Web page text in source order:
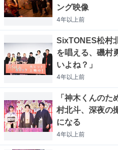
ング映像
4年以上前
SixTONES松村
を唱える、磯村
いよね？」
4年以上前
「神木くんの
村北斗、深夜の
になる
4年以上前